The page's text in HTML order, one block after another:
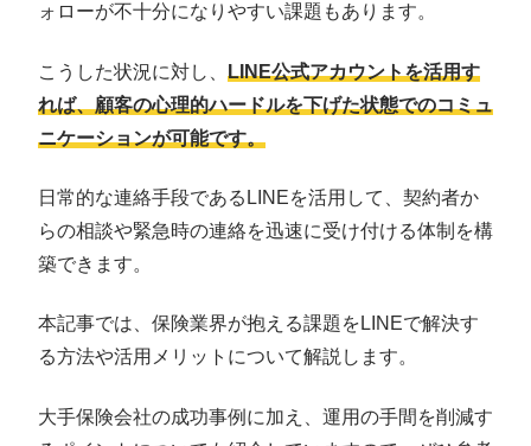
ォローが不十分になりやすい課題もあります。
こうした状況に対し、 LINE公式アカウントを活用す
れば、顧客の心理的ハードルを下げた状態でのコミュ
ニケーションが可能です。
日常的な連絡手段であるLINEを活用して、契約者か
らの相談や緊急時の連絡を迅速に受け付ける体制を構
築できます。
本記事では、保険業界が抱える課題をLINEで解決す
る方法や活用メリットについて解説します。
大手保険会社の成功事例に加え、運用の手間を削減す